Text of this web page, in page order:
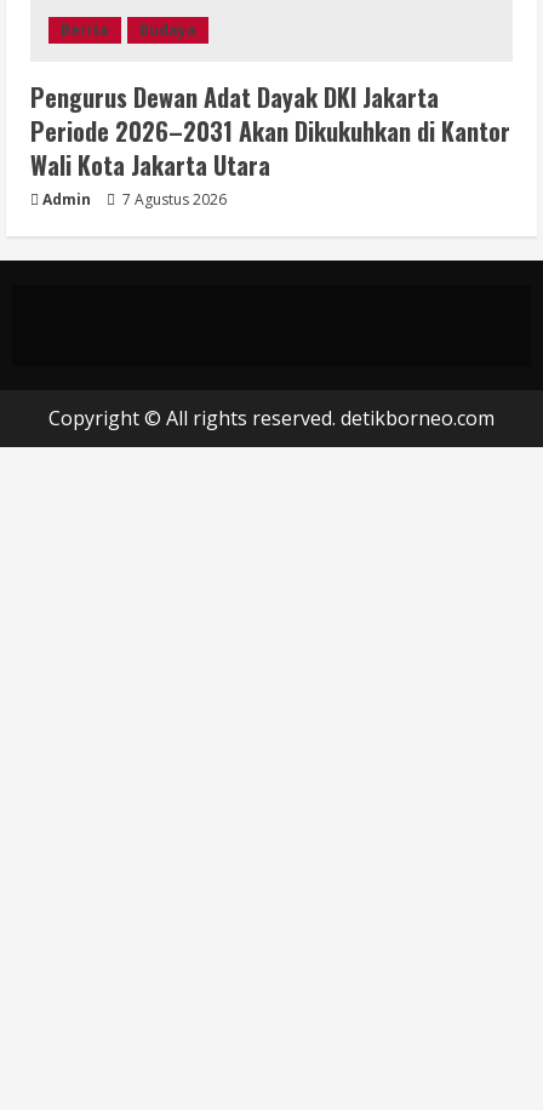
Berita Budaya
Pengurus Dewan Adat Dayak DKI Jakarta
Periode 2026–2031 Akan Dikukuhkan di Kantor
Wali Kota Jakarta Utara
Admin 7 Agustus 2026
Copyright © All rights reserved. detikborneo.com